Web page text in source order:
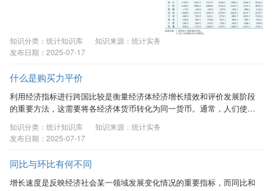
对同一经济个体的变量在不同时间连续观
察所取得的数据。它主要反映研究对象随
历史发展规律。如改革开放以来我国国内
居民人均可支配收入数据等。 2．截面数
据（...
知识分类：统计知识库
知识来源：统计实务
发布日期：2025-07-17
什么是购买力平价
利用经济指标进行跨国比较是衡量经济体经济增长绩效和评价发展阶段
的重要方法，这需要将各经济体货币转化为同一货币。通常，人们使用
易受国际资本流动、宏观经济波动的影响，只体现了不同经济体可贸易
品间的比价关系，未能消除经济体间价格水平差异，利用汇率进行国际
比较在一定程度上扭曲了比较结果。为克服汇率作为货币转换因子的弊
端，经济学家发明了“购买力平价（Purchasing Power Parity，简称
PPP）”这一指标。 一、...
知识分类：统计知识库
知识来源：统计实务
发布日期：2025-07-17
同比与环比有何不同
增长速度是反映经济社会某一领域发展变化情况的重要指标，而同比和